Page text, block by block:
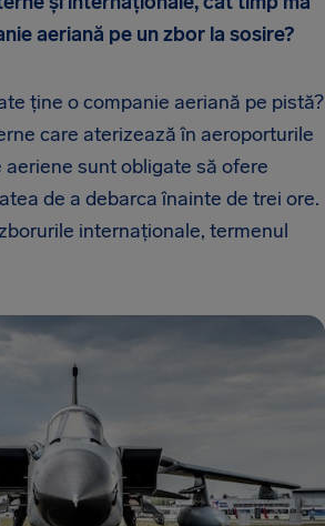
aeriană pe un zbor la sosire?
ține o companie aeriană pe pistă?
care aterizează în aeroporturile
aeriene sunt obligate să ofere
de a debarca înainte de trei ore.
internaționale, termenul